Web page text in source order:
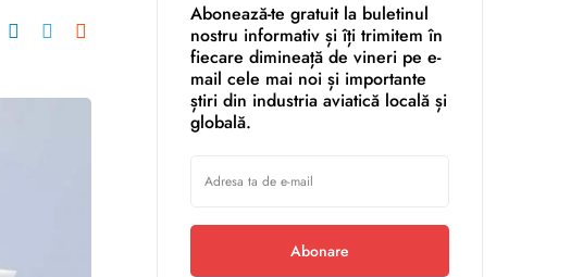
Abonează-te gratuit la buletinul
nostru informativ și îți trimitem în
fiecare dimineață de vineri pe e-
mail cele mai noi și importante
știri din industria aviatică locală și
globală.
Abonare